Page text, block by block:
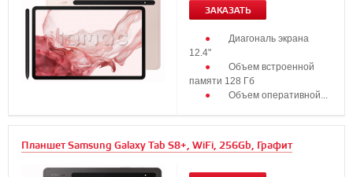
ЗАКАЗАТЬ
Диагональ экрана
12.4"
Объем встроенной
памяти 128 Гб
Объем оперативной...
Планшет Samsung Galaxy Tab S8+, WiFi, 256Gb, Графит